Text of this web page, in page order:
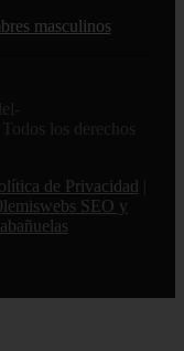
masculinos
los derechos
de Privacidad
SEO y